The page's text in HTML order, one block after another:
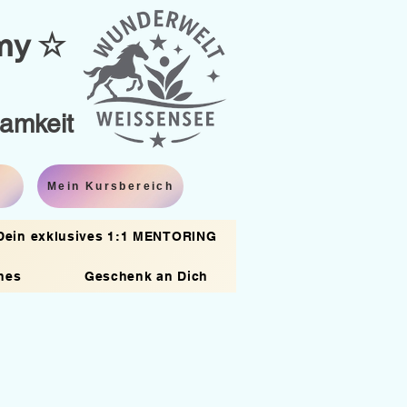
☆
exklusives 1:1 MENTORING
Geschenk an Dich
Mein Kursbereich